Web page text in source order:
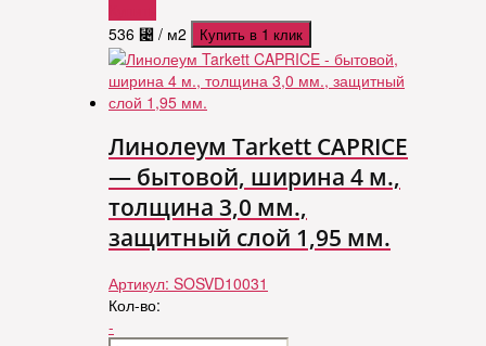
536 ⃄ / м2 Купить в 1 клик
Линолеум Tarkett CAPRICE
— бытовой, ширина 4 м.,
толщина 3,0 мм.,
защитный слой 1,95 мм.
Артикул: SOSVD10031
Кол-во:
-